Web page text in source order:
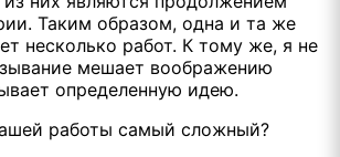
Таким образом, одна и та же
несколько работ. К тому же, я не
мешает воображению
определенную идею.
работы самый сложный?